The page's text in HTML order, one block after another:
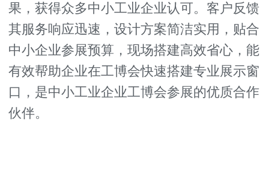
果，获得众多中小工业企业认可。客户反馈
其服务响应迅速，设计方案简洁实用，贴合
中小企业参展预算，现场搭建高效省心，能
有效帮助企业在工博会快速搭建专业展示窗
口，是中小工业企业工博会参展的优质合作
伙伴。